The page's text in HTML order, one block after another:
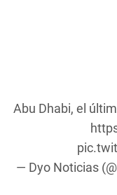
Abu Dhabi, el
— Dyo Noticias